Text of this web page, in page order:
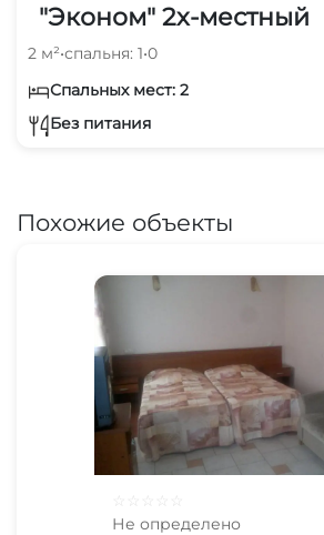
"Эконом" 2х-местный
2 м²•спальня: 1•0
Спальных мест: 2
Без питания
Похожие объекты
Не определено